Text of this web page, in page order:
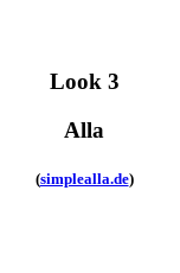
Look 3
Alla
(simplealla.de)